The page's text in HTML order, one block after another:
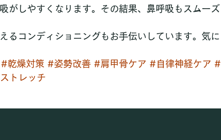
がしやすくなります。その結果、鼻呼吸もスムーズ
るコンディショニングもお手伝いしています。気に
#乾燥対策 #姿勢改善 #肩甲骨ケア #自律神経ケア #
トレッチ